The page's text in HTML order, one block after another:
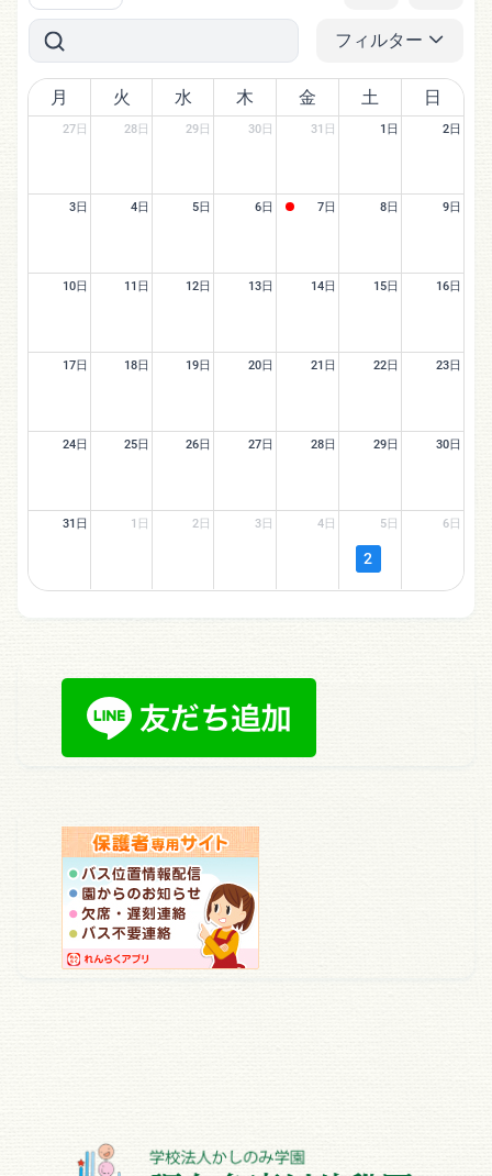
フィルター
月 火 水 木 金 土 日
27日 28日 29日 30日 31日 1日 2日
3日 4日 5日 6日 7日 8日 9日
10日 11日 12日 13日 14日 15日 16日
17日 18日 19日 20日 21日 22日 23日
24日 25日 26日 27日 28日 29日 30日
31日 1日 2日 3日 4日 5日
2
6日